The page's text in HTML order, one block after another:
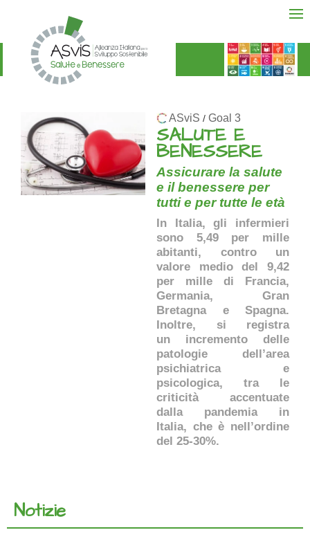
ASviS / Goal 3
SALUTE E
BENESSERE
Assicurare la salute
e il benessere per
tutti e per tutte le età
In Italia, gli infermieri
sono 5,49 per mille
abitanti, contro un
valore medio del 9,42
per mille di Francia,
Germania, Gran
Bretagna e Spagna.
Inoltre, si registra
un incremento delle
patologie dell’area
psichiatrica e
psicologica, tra le
criticità accentuate
dalla pandemia in
Italia, che è nell’ordine
del 25-30%.
Notizie